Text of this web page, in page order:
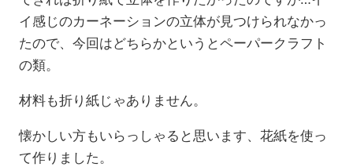
イ感じのカーネーションの立体が見つけられなかっ
たので、今回はどちらかというとペーパークラフト
の類。
材料も折り紙じゃありません。
懐かしい方もいらっしゃると思います、花紙を使っ
て作りました。